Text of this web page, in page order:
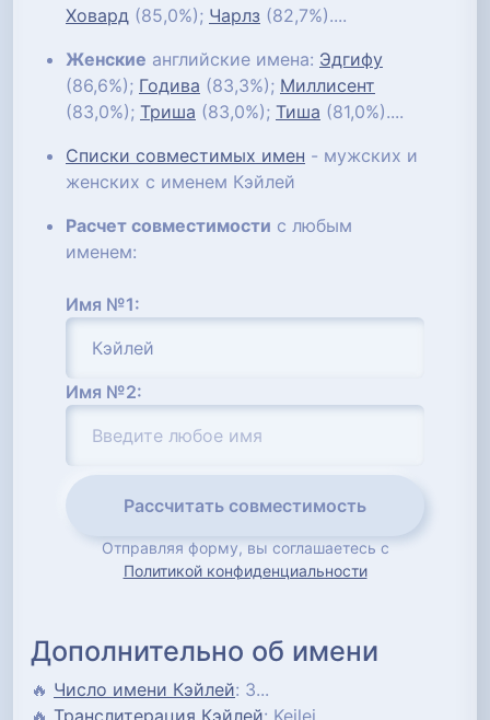
Ховард (85,0%); Чарлз (82,7%)....
Женские английские имена: Эдгифу
(86,6%); Годива (83,3%); Миллисент
(83,0%); Триша (83,0%); Тиша (81,0%)....
Списки совместимых имен - мужских и
женских с именем Кэйлей
Расчет совместимости с любым
именем:
Имя №1:
Имя №2:
Рассчитать совместимость
Отправляя форму, вы соглашаетесь с
Политикой конфиденциальности
Дополнительно об имени
🔥 Число имени Кэйлей: 3...
🔥 Транслитерация Кэйлей: Kejlej...